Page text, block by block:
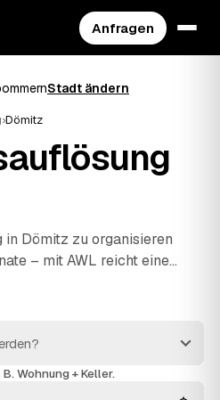
Anfragen
Stadt ändern
›Dömitz
Dömitz zu organisieren
– mit AWL reicht eine
was weg soll, und
bis zur besenreinen
kümmern sich die Profis
Wohnung + Keller.